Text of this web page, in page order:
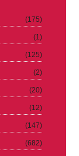
(175)
(1)
(125)
(2)
(20)
(12)
(147)
(682)